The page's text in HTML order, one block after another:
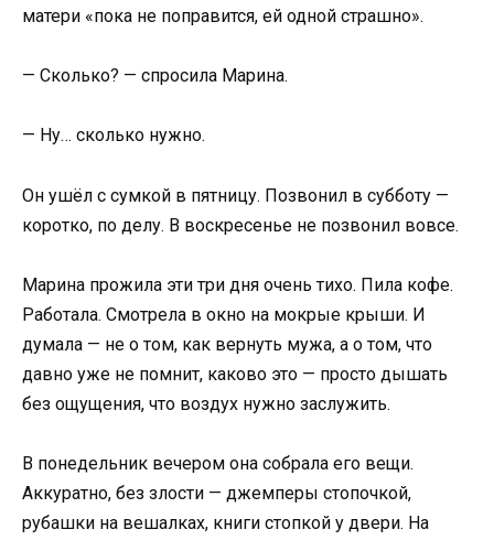
матери «пока не поправится, ей одной страшно».
— Сколько? — спросила Марина.
— Ну… сколько нужно.
Он ушёл с сумкой в пятницу. Позвонил в субботу —
коротко, по делу. В воскресенье не позвонил вовсе.
Марина прожила эти три дня очень тихо. Пила кофе.
Работала. Смотрела в окно на мокрые крыши. И
думала — не о том, как вернуть мужа, а о том, что
давно уже не помнит, каково это — просто дышать
без ощущения, что воздух нужно заслужить.
В понедельник вечером она собрала его вещи.
Аккуратно, без злости — джемперы стопочкой,
рубашки на вешалках, книги стопкой у двери. На